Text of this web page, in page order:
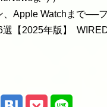
、Apple Watchまで──
選【2025年版】